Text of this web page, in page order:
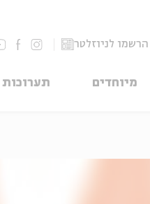
הרשמו לניוזלטר
מיוחדים תערוכות